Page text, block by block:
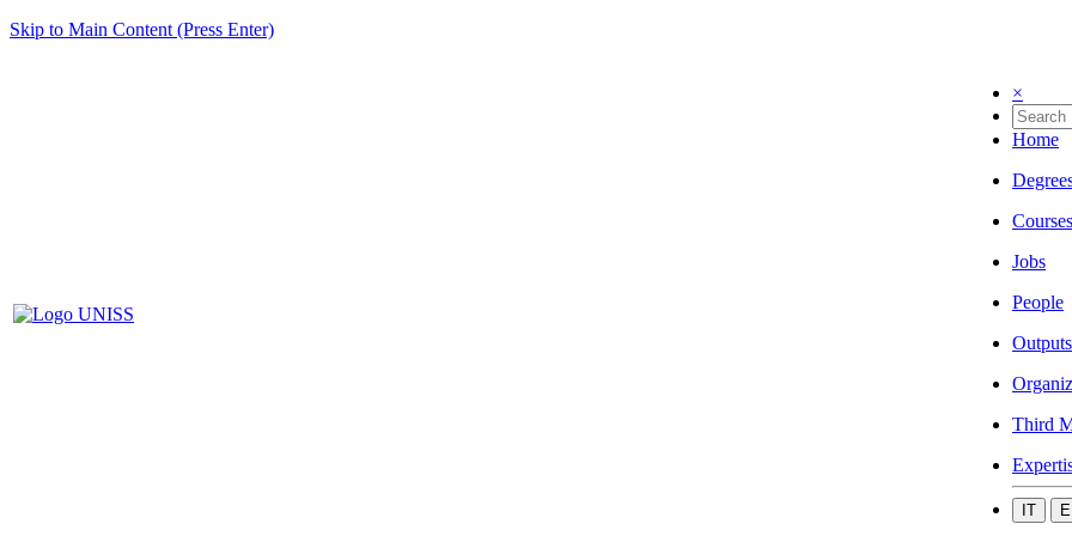
Skip to Main Content (Press Enter)
×
Home
Courses
Jobs
People
Outputs
Third
IT